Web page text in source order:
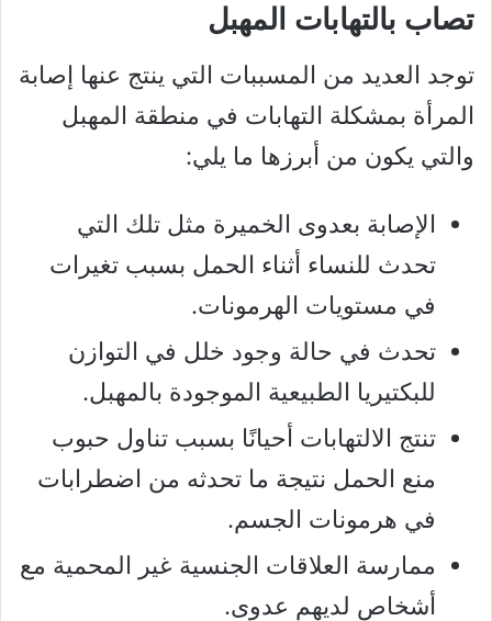
تصاب بالتهابات المهبل
توجد العديد من المسببات التي ينتج عنها إصابة
المرأة بمشكلة التهابات في منطقة المهبل
والتي يكون من أبرزها ما يلي:
الإصابة بعدوى الخميرة مثل تلك التي
تحدث للنساء أثناء الحمل بسبب تغيرات
في مستويات الهرمونات.
تحدث في حالة وجود خلل في التوازن
للبكتيريا الطبيعية الموجودة بالمهبل.
تنتج الالتهابات أحيانًا بسبب تناول حبوب
منع الحمل نتيجة ما تحدثه من اضطرابات
في هرمونات الجسم.
ممارسة العلاقات الجنسية غير المحمية مع
أشخاص لديهم عدوى.